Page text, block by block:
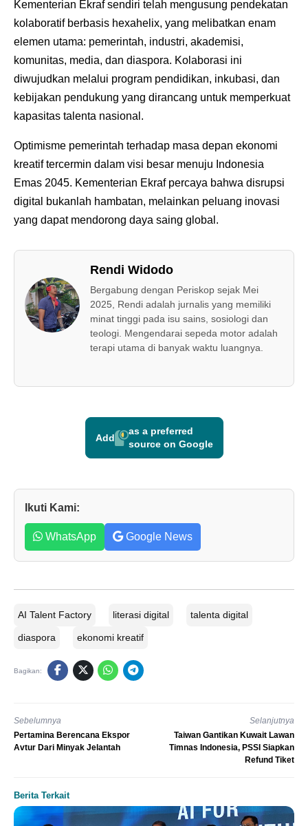
Kementerian Ekraf sendiri telah mengusung pendekatan
kolaboratif berbasis hexahelix, yang melibatkan enam
elemen utama: pemerintah, industri, akademisi,
komunitas, media, dan diaspora. Kolaborasi ini
diwujudkan melalui program pendidikan, inkubasi, dan
kebijakan pendukung yang dirancang untuk memperkuat
kapasitas talenta nasional.
Optimisme pemerintah terhadap masa depan ekonomi
kreatif tercermin dalam visi besar menuju Indonesia
Emas 2045. Kementerian Ekraf percaya bahwa disrupsi
digital bukanlah hambatan, melainkan peluang inovasi
yang dapat mendorong daya saing global.
Rendi Widodo
Bergabung dengan Periskop sejak Mei
2025, Rendi adalah jurnalis yang memiliki
minat tinggi pada isu sains, sosiologi dan
teologi. Mengendarai sepeda motor adalah
terapi utama di banyak waktu luangnya.
Add
as a preferred
source on Google
Ikuti Kami:
WhatsApp Google News
AI Talent Factory literasi digital talenta digital
diaspora ekonomi kreatif
Bagikan:
Sebelumnya
Pertamina Berencana Ekspor
Avtur Dari Minyak Jelantah
Selanjutnya
Taiwan Gantikan Kuwait Lawan
Timnas Indonesia, PSSI Siapkan
Refund Tiket
Berita Terkait